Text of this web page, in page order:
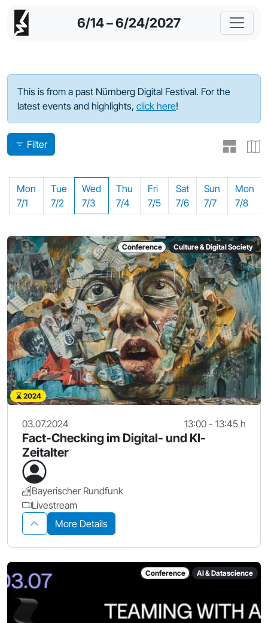
6/14 – 6/24/2027
Program - 2024
This is from a past Nürnberg Digital Festival. For the
latest events and highlights, click here!
Filter
Mon
7/1
Tue
7/2
Wed
7/3
Thu
7/4
Fri
7/5
Sat
7/6
Sun
7/7
Mon
7/8
Conference Culture & Digital Society
2024
03.07.2024 13:00 - 13:45 h
Fact-Checking im Digital- und KI-
Zeitalter
Bayerischer Rundfunk
Livestream
More Details
Conference AI & Datascience